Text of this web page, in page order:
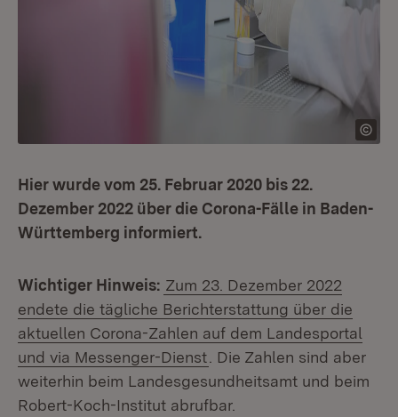
Hier wurde vom 25. Februar 2020 bis 22.
Dezember 2022 über die Corona-Fälle in Baden-
Württemberg informiert.
Wichtiger Hinweis: Zum 23. Dezember 2022
endete die tägliche Berichterstattung über die
aktuellen Corona-Zahlen auf dem Landesportal
und via Messenger-Dienst . Die Zahlen sind aber
weiterhin beim Landesgesundheitsamt und beim
Robert-Koch-Institut abrufbar.